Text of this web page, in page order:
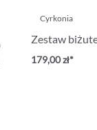
Cyrkonia
Zestaw
179,00 zł*